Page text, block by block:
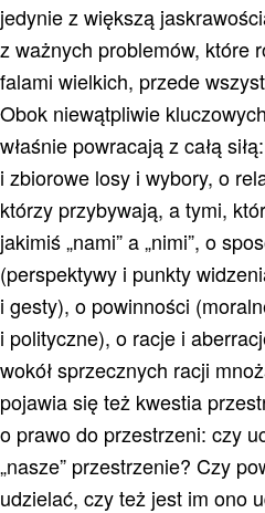
jedynie z większą
z ważnych problemów, które
falami wielkich, przede
Obok niewątpliwie
właśnie powracają z całą
i zbiorowe losy i wybory, o
którzy przybywają, a tymi,
jakimiś „nami” a „nimi”, o
(perspektywy i punkty
i gesty), o powinności
i polityczne), o racje i
wokół sprzecznych racji
pojawia się też kwestia
o prawo do przestrzeni: czy
„nasze” przestrzenie? Czy
udzielać, czy też jest im ono